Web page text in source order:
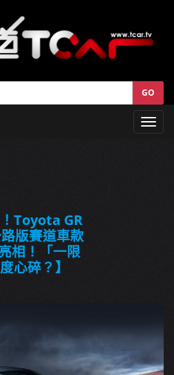
GO
Toyota GR
版賽道車款
相！「一限
心碎？】